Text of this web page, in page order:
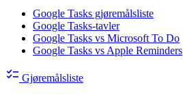
Google Tasks gjøremålsliste
Google Tasks-tavler
Google Tasks vs Microsoft To Do
Google Tasks vs Apple Reminders
checklist Gjøremålsliste